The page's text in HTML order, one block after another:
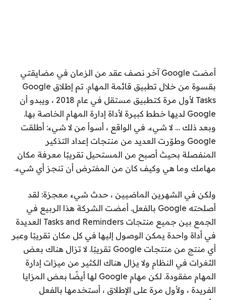
أمضت Google آخر نصف عقد من الزمان في مضايقتي
بقسوة من خلال تطبيق قائمة المهام. تم إطلاق Google
Tasks لأول مرة كتطبيق مستقل في عام 2018 ، ويبدو أن
Google لديها خطط كبيرة لأداة إدارة المهام الخاصة بها.
وبعد ذلك … لا شيء. في الواقع ، أسوأ من لا شيء: أطلقت
Google وطوّرت العديد من منتجات إعداد التذكير
المنفصلة بحيث أصبح من المستحيل تقريبًا معرفة مكان
مهامك وما هي وكيف كان من المفترض أن تنجز أي شيء.
ولكن في الشهرين الماضيين ، حدث شيء معجزة: لقد
أصلحته Google بالفعل. أمضت الشركة هذا الربيع في
الجمع بين جميع منتجات Tasks and Reminders العديدة
في أداة واحدة يمكن الوصول إليها في كل مكان تقريبًا وعبر
أي منتج من منتجات Google تقريبًا. لا تزال هناك بعض
الثغرات في النظام ولا يزال هناك الكثير من ميزات إدارة
المهام مفقودة. لكن مهام Google لها أيضًا بعض المزايا
الفريدة ، ولأول مرة على الإطلاق ، أستخدمها بالفعل